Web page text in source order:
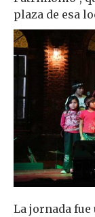
plaza de esa
La jornada fue